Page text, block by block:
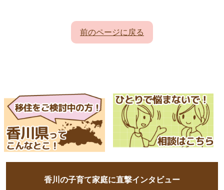
前のページに戻る
香川の子育て家庭に直撃インタビュー